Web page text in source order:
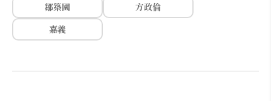
鄒築園
方政倫
嘉義